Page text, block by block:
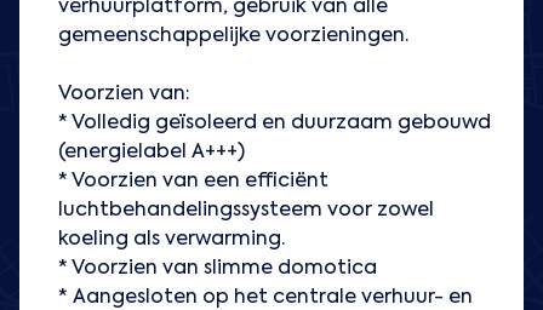
verhuurplatform, gebruik van alle
gemeenschappelijke voorzieningen.
Voorzien van:
* Volledig geïsoleerd en duurzaam gebouwd
(energielabel A+++)
* Voorzien van een efficiënt
luchtbehandelingssysteem voor zowel
koeling als verwarming.
* Voorzien van slimme domotica
* Aangesloten op het centrale verhuur- en